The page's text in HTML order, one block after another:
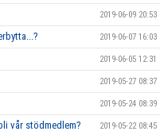
2019-06-09 20:53
2019-06-07 16:03
2019-06-05 12:31
2019-05-27 08:37
2019-05-24 08:39
vår stödmedlem? 2019-05-22 08:45